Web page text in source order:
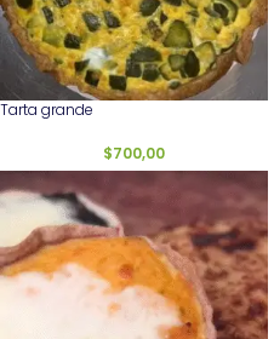
Tarta grande
$700,00